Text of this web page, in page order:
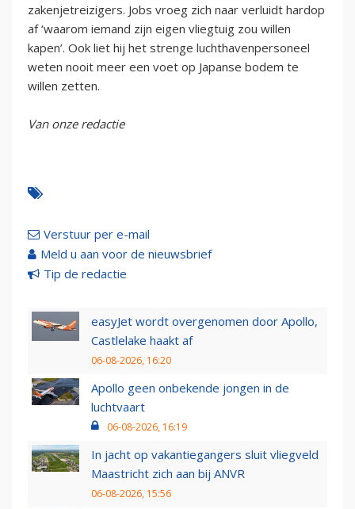
zakenjetreizigers. Jobs vroeg zich naar verluidt hardop
af ‘waarom iemand zijn eigen vliegtuig zou willen
kapen’. Ook liet hij het strenge luchthavenpersoneel
weten nooit meer een voet op Japanse bodem te
willen zetten.
Van onze redactie
Verstuur per e-mail
Meld u aan voor de nieuwsbrief
Tip de redactie
easyJet wordt overgenomen door Apollo,
Castlelake haakt af
06-08-2026, 16:20
Apollo geen onbekende jongen in de
luchtvaart
06-08-2026, 16:19
In jacht op vakantiegangers sluit vliegveld
Maastricht zich aan bij ANVR
06-08-2026, 15:56